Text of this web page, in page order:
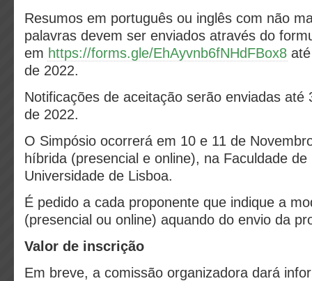
Resumos em português ou inglês com não
palavras devem ser enviados através do
em https://forms.gle/EhAyvnb6fNHdFBox8
de 2022.
Notificações de aceitação serão enviadas até
de 2022.
O Simpósio ocorrerá em 10 e 11 de
híbrida (presencial e online), na Faculdade de
Universidade de Lisboa.
É pedido a cada proponente que indique a
(presencial ou online) aquando do envio da
Valor de inscrição
Em breve, a comissão organizadora dará